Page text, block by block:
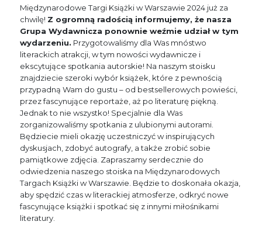
Międzynarodowe Targi Książki w Warszawie 2024 już za
chwilę! Z ogromną radością informujemy, że nasza
Grupa Wydawnicza ponownie weźmie udział w tym
wydarzeniu. Przygotowaliśmy dla Was mnóstwo
literackich atrakcji, w tym nowości wydawnicze i
ekscytujące spotkania autorskie! Na naszym stoisku
znajdziecie szeroki wybór książek, które z pewnością
przypadną Wam do gustu – od bestsellerowych powieści,
przez fascynujące reportaże, aż po literaturę piękną.
Jednak to nie wszystko! Specjalnie dla Was
zorganizowaliśmy spotkania z ulubionymi autorami.
Będziecie mieli okazję uczestniczyć w inspirujących
dyskusjach, zdobyć autografy, a także zrobić sobie
pamiątkowe zdjęcia. Zapraszamy serdecznie do
odwiedzenia naszego stoiska na Międzynarodowych
Targach Książki w Warszawie. Będzie to doskonała okazja,
aby spędzić czas w literackiej atmosferze, odkryć nowe
fascynujące książki i spotkać się z innymi miłośnikami
literatury.